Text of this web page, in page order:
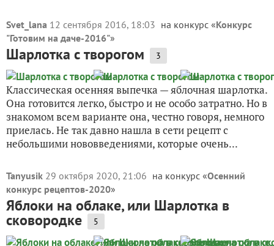
Svet_lana 12 сентября 2016, 18:03 на конкурс «Конкурс
"Готовим на даче-2016"»
Шарлотка с творогом 3
Классическая осенняя выпечка — яблочная шарлотка.
Она готовится легко, быстро и не особо затратно. Но в
знакомом всем варианте она, честно говоря, немного
приелась. Не так давно нашла в сети рецепт с
небольшими нововведениями, которые очень...
Tanyusik 29 октября 2020, 21:06 на конкурс «Осенний
конкурс рецептов-2020»
Яблоки на облаке, или Шарлотка в
сковородке 5